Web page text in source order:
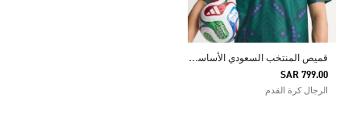
ق
ميص المنتخب السعودي الأساسي الأصلي لعام 2026
SAR 799.00
الرجال كرة القدم